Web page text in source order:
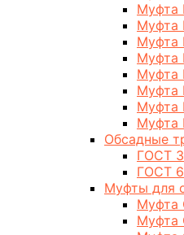
Муфта
Муфта
Муфта
Муфта
Муфта
Муфта
Муфта
Муфта
Обсадные
ГОСТ
ГОСТ
Муфты для
Муфта
Муфта